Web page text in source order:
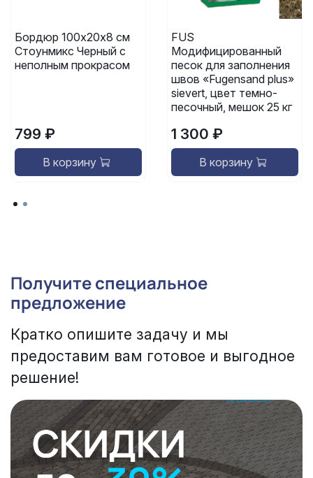
Бордюр 100х20х8 см
Стоунмикс Черный с
неполным прокрасом
799 ₽
В корзину
FUS
Модифицированный
песок для заполнения
швов «Fugensand plus»
sievert, цвет темно-
песочный, мешок 25 кг
1 300 ₽
В корзину
Получите специальное
предложение
Кратко опишите задачу и мы
предоставим вам готовое и выгодное
решение!